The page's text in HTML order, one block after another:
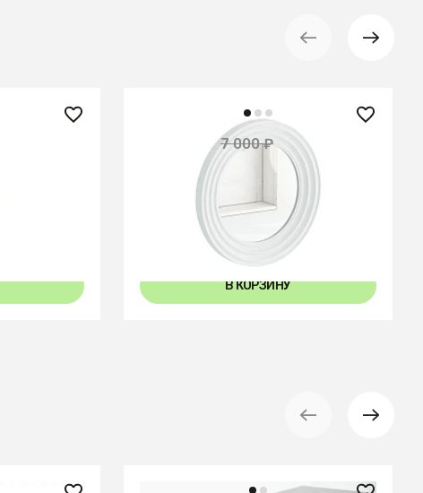
7 000 ₽ — 20%
Зеркало навесное Cloud Mini
В КОРЗИНУ